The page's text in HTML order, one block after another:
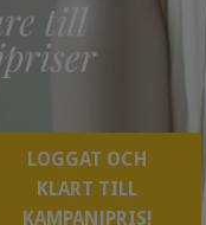
LOGGAT OCH
KLART TILL
KAMPANJPRIS!